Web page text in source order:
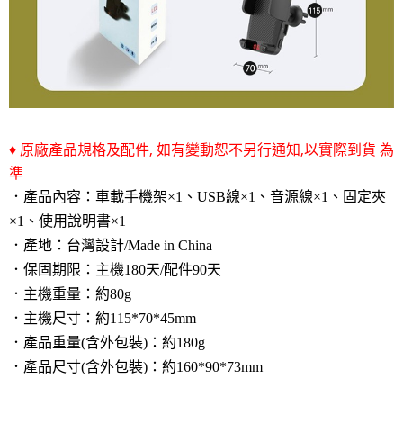
♦ 原廠產品規格及配件, 如有變動恕不另行通知,以實際到貨 為
準
．產品內容：車載手機架×1、USB線×1、音源線×1、固定夾
×1、使用說明書×1
．產地：台灣設計/Made in China
．保固期限：主機180天/配件90天
．主機重量：約80g
．主機尺寸：約115*70*45mm
． 產品重量(含外包裝)：約180g
． 產品尺寸(含外包裝)：約160*90*73mm